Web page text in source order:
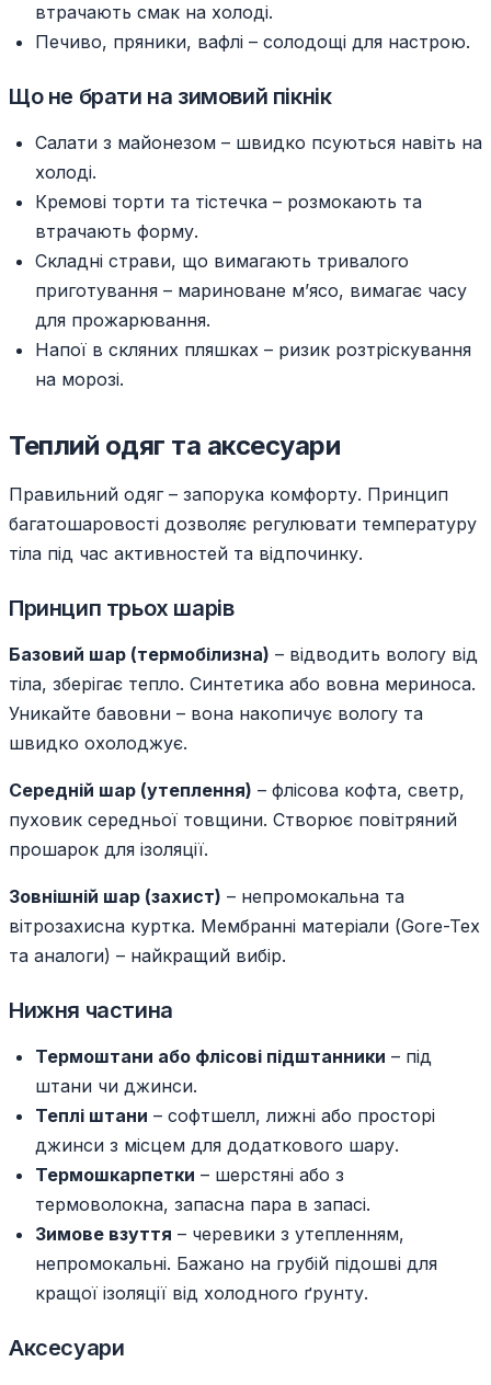
втрачають смак на холоді.
Печиво, пряники, вафлі – солодощі для настрою.
Що не брати на зимовий пікнік
Салати з майонезом – швидко псуються навіть на
холоді.
Кремові торти та тістечка – розмокають та
втрачають форму.
Складні страви, що вимагають тривалого
приготування – мариноване м’ясо, вимагає часу
для прожарювання.
Напої в скляних пляшках – ризик розтріскування
на морозі.
Теплий одяг та аксесуари
Правильний одяг – запорука комфорту. Принцип
багатошаровості дозволяє регулювати температуру
тіла під час активностей та відпочинку.
Принцип трьох шарів
Базовий шар (термобілизна) – відводить вологу від
тіла, зберігає тепло. Синтетика або вовна мериноса.
Уникайте бавовни – вона накопичує вологу та
швидко охолоджує.
Середній шар (утеплення) – флісова кофта, светр,
пуховик середньої товщини. Створює повітряний
прошарок для ізоляції.
Зовнішній шар (захист) – непромокальна та
вітрозахисна куртка. Мембранні матеріали (Gore-Tex
та аналоги) – найкращий вибір.
Нижня частина
Термоштани або флісові підштанники – під
штани чи джинси.
Теплі штани – софтшелл, лижні або просторі
джинси з місцем для додаткового шару.
Термошкарпетки – шерстяні або з
термоволокна, запасна пара в запасі.
Зимове взуття – черевики з утепленням,
непромокальні. Бажано на грубій підошві для
кращої ізоляції від холодного ґрунту.
Аксесуари